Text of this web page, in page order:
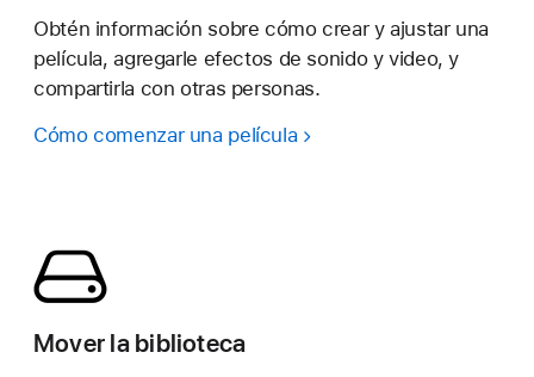
Obtén información sobre cómo crear y ajustar una
película, agregarle efectos de sonido y video, y
compartirla con otras personas.
Cómo comenzar una película
Mover la biblioteca